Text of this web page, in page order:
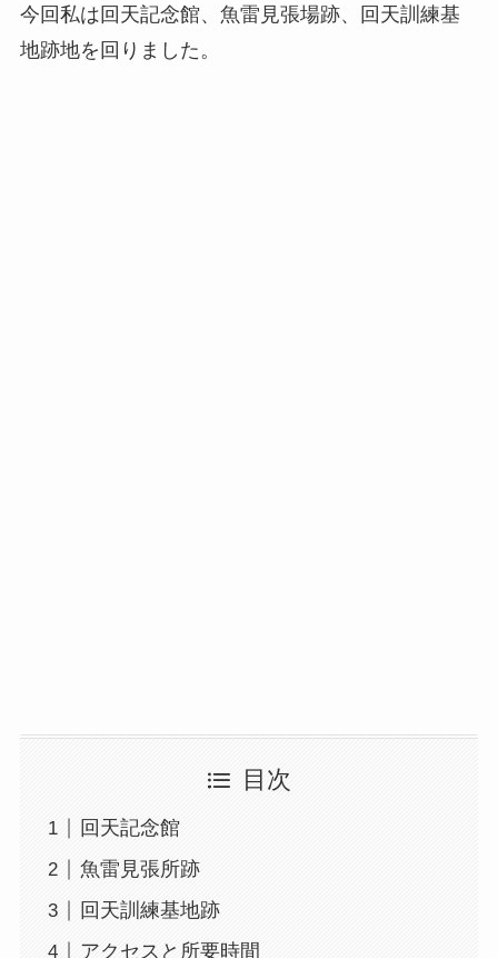
今回私は回天記念館、魚雷見張場跡、回天訓練基
地跡地を回りました。
目次
回天記念館
魚雷見張所跡
回天訓練基地跡
アクセスと所要時間